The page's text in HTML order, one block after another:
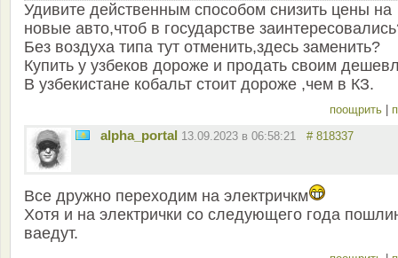
Удивите действенным способом снизить цены на
новые авто,чтоб в государстве
Без воздуха типа тут отменить,здесь заменить?
Купить у узбеков дороже и продать своим
В узбекистане кобальт стоит дороже ,чем в КЗ.
поощрить
alpha_portal 13.09.2023 в 06:58:21 # 818337
Все дружно переходим на электричкм
Хотя и на электрички со следующего года
ваедут.